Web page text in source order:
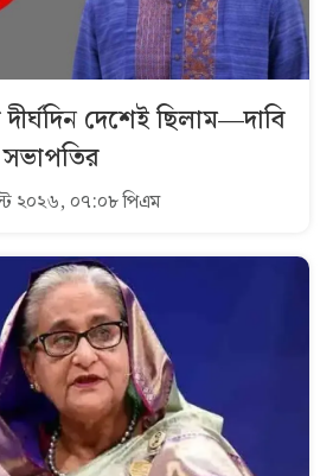
দেশেই ছিলাম—দাবি
সভাপতির
২০২৬, ০৭:০৮ পিএম